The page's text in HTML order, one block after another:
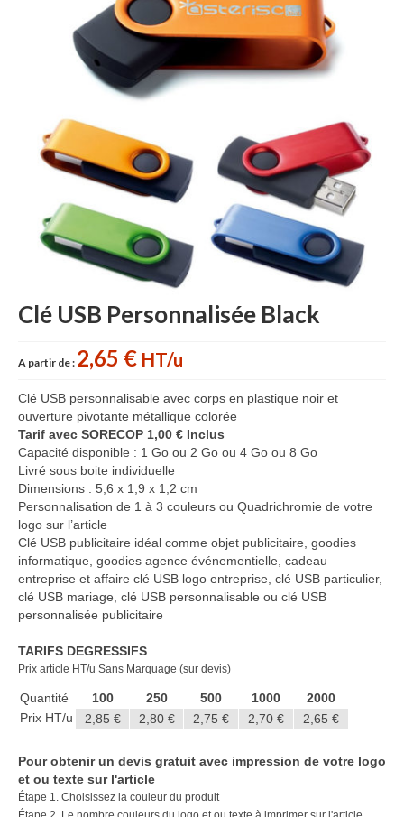
Maison & Cuisine
Accessoires cuisine personnalisés
Gant de cuisine personnalisé
Goodies Jardin
Planche à découper
Tablier personnalisé
Autour du vin
Accessoires Téléphone
Accessoires supporters
Batterie Externe Power bank
Cadeaux Mariage
Casquette publicitaire
Carnet personnalisé Notes
Repositionnable
Notes repositionnables
Bloc–notes Personnalisé
Carnet A5 Personnalisé
Carnet A6 personnalisé
Chapeau publicitaire
Éventail personnalisé
Gobelet réutilisable & Verre
Clé USB Personnalisée Black
A partir de : 2,65 € HT/u
Clé USB personnalisable avec corps en plastique noir et
ouverture pivotante métallique colorée
Tarif avec SORECOP 1,00 € Inclus
Capacité disponible : 1 Go ou 2 Go ou 4 Go ou 8 Go
Livré sous boite individuelle
Dimensions : 5,6 x 1,9 x 1,2 cm
Personnalisation de 1 à 3 couleurs ou Quadrichromie de votre
logo sur l’article
Clé USB publicitaire idéal comme objet publicitaire, goodies
informatique, goodies agence événementielle, cadeau
entreprise et affaire clé USB logo entreprise, clé USB particulier,
clé USB mariage, clé USB personnalisable ou clé USB
personnalisée publicitaire
TARIFS DEGRESSIFS
Prix article HT/u Sans Marquage (sur devis)
Quantité 100 250 500 1000
2000
Prix HT/u
2,85 € 2,80 € 2,75 € 2,70 € 2,65 €
Pour obtenir un devis gratuit avec impression de votre logo
et ou texte sur l'article
Étape 1. Choisissez la couleur du produit